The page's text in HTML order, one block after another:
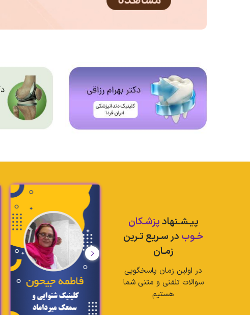
پیـشـنهادپزشـکان
خـوب در سـریع تـرین
زمـان
در اولین زمان پاسخگویی
سوالات تلفنی و متنی شما
هستیم